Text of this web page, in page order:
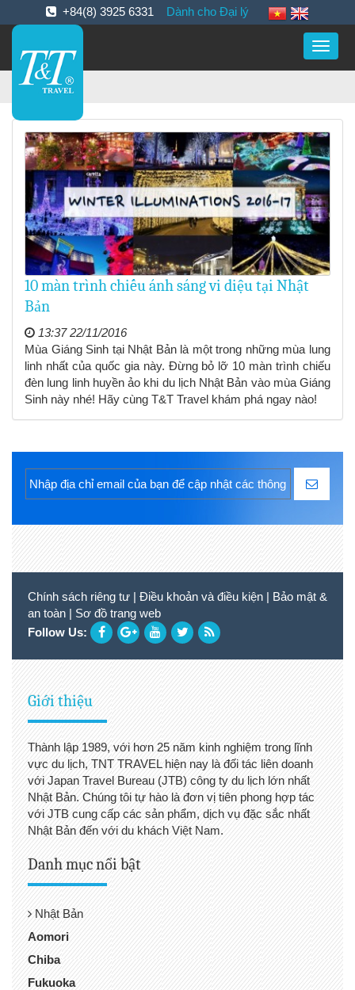
+84(8) 3925 6331 Dành cho Đại lý
Toggle
10 màn trình chiếu ánh sáng vi diệu tại Nhật
Bản
13:37 22/11/2016
Mùa Giáng Sinh tại Nhật Bản là một trong những mùa lung
linh nhất của quốc gia này. Đừng bỏ lỡ 10 màn trình chiếu
đèn lung linh huyền ảo khi du lịch Nhật Bản vào mùa Giáng
Sinh này nhé! Hãy cùng T&T Travel khám phá ngay nào!
Chính sách riêng tư | Điều khoản và điều kiện | Bảo mật &
an toàn | Sơ đồ trang web
Follow Us:
Giới thiệu
Thành lập 1989, với hơn 25 năm kinh nghiệm trong lĩnh
vực du lịch, TNT TRAVEL hiện nay là đối tác liên doanh
với Japan Travel Bureau (JTB) công ty du lịch lớn nhất
Nhật Bản. Chúng tôi tự hào là đơn vị tiên phong hợp tác
với JTB cung cấp các sản phẩm, dịch vụ đặc sắc nhất
Nhật Bản đến với du khách Việt Nam.
Danh mục nổi bật
Nhật Bản
Aomori
Chiba
Fukuoka